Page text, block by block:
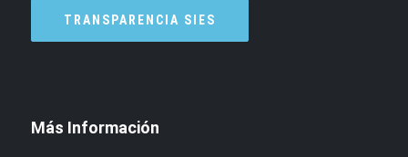
Más Información
TRANSPARENCIA SIES